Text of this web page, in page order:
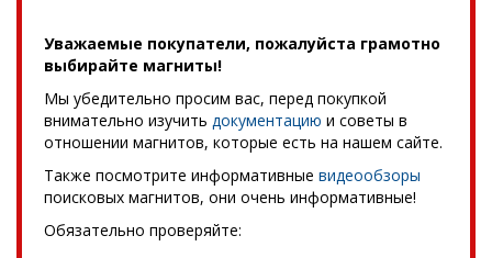
Уважаемые покупатели, пожалуйста грамотно
выбирайте магниты!
Мы убедительно просим вас, перед покупкой
внимательно изучить документацию и советы в
отношении магнитов, которые есть на нашем сайте.
Также посмотрите информативные видеообзоры
поисковых магнитов, они очень информативные!
Обязательно проверяйте: